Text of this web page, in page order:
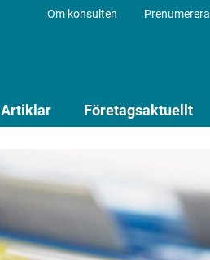
Om konsulten Prenumerera
Artiklar Företagsaktuellt